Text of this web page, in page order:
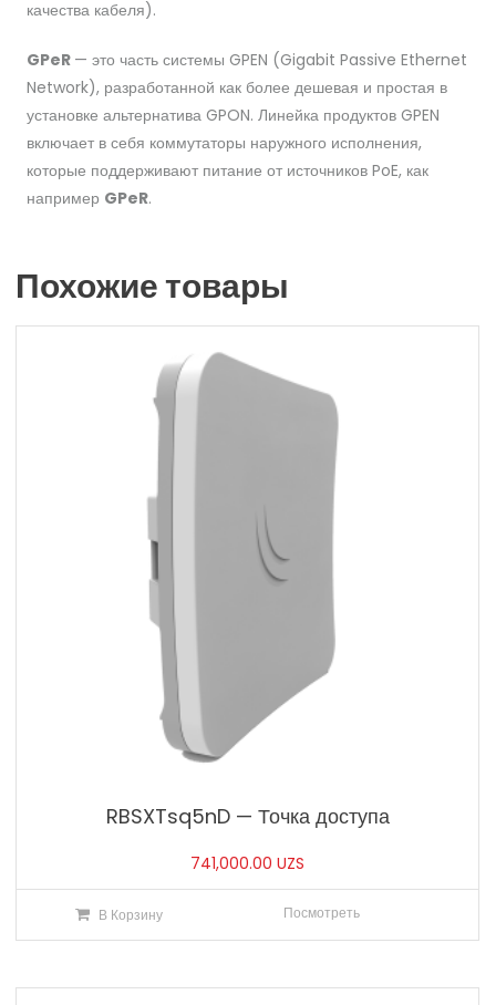
качества кабеля).
GPeR — это часть системы GPEN (Gigabit Passive Ethernet
Network), разработанной как более дешевая и простая в
установке альтернатива GPON. Линейка продуктов GPEN
включает в себя коммутаторы наружного исполнения,
которые поддерживают питание от источников PoE, как
например GPeR.
Похожие товары
RBSXTsq5nD — Точка доступа
741,000.00UZS
В Корзину Посмотреть